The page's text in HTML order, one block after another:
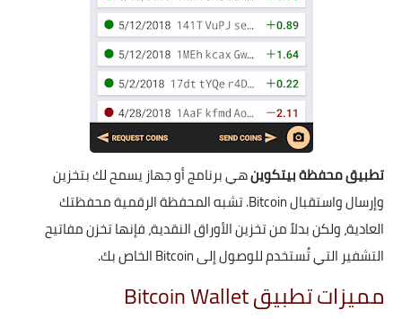
تطبيق محفظة بيتكوينهي برنامج أو جهاز يسمح لك بتخزين
وإرسال واستقبال Bitcoin. تشبه المحفظة الرقمية محفظتك
العادية، ولكن بدلاً من تخزين الأوراق النقدية، فإنها تخزن مفاتيح
التشفير التي تُستخدم للوصول إلى Bitcoin الخاص بك.
مميزات تطبيق Bitcoin Wallet